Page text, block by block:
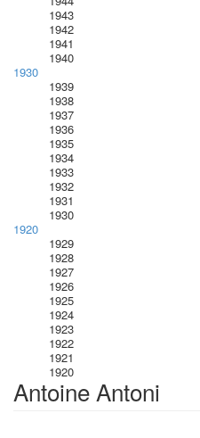
1943
1942
1941
1940
1930
1939
1938
1937
1936
1935
1934
1933
1932
1931
1930
1920
1929
1928
1927
1926
1925
1924
1923
1922
1921
1920
Antoine Antoni